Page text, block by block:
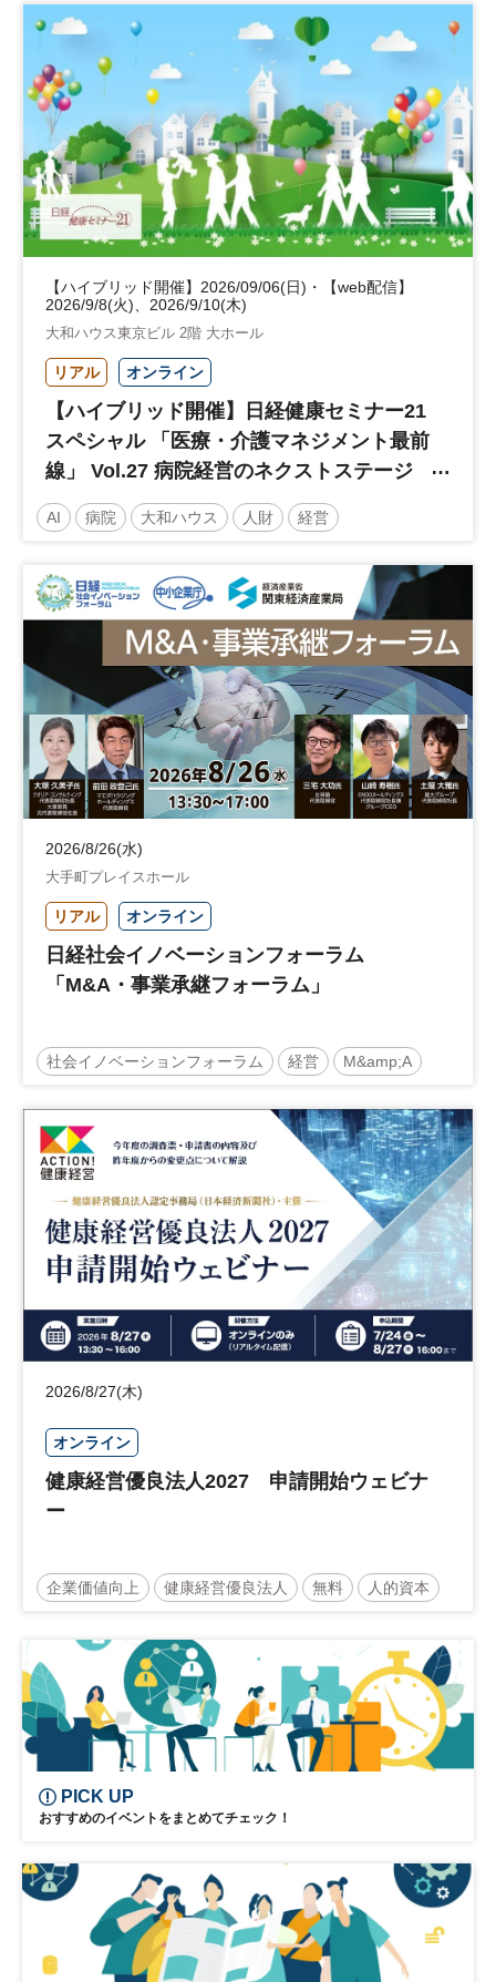
【ハイブリッド開催】2026/09/06(日)・【web配信】
2026/9/8(火)、2026/9/10(木)
大和ハウス東京ビル 2階 大ホール
リアル オンライン
【ハイブリッド開催】日経健康セミナー21
スペシャル 「医療・介護マネジメント最前
線」 Vol.27 病院経営のネクストステージ
～診療報酬改定のその先 AI・DX・人財戦
略で描く持続可能な未来へ～
AI 病院 大和ハウス 人財 経営
人材戦略
日経健康セミナー 病院経営 診療報酬
参加無料 土日祝開催
2026/8/26(水)
大手町プレイスホール
リアル オンライン
日経社会イノベーションフォーラム
「M&A・事業承継フォーラム」
社会イノベーションフォーラム 経営 M&amp;A
事業承継 中堅中小企業
日経社会イノベーションフォーラム 参加無料
2026/8/27(木)
オンライン
健康経営優良法人2027 申請開始ウェビナ
ー
企業価値向上 健康経営優良法人 無料 人的資本
ウェルビーイング
PICK UP
おすすめのイベントをまとめてチェック！